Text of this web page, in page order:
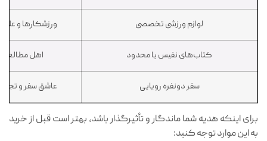
لوازم ورزشی تخصصی ورزشکارها و
کتاب‌های نفیس یا محدود اهل
سفر دونفره رویایی عاشق سفر و
برای اینکه هدیه شما ماندگار و تأثیرگذار باشد، بهتر است قبل از خرید
به این موارد توجه کنید: